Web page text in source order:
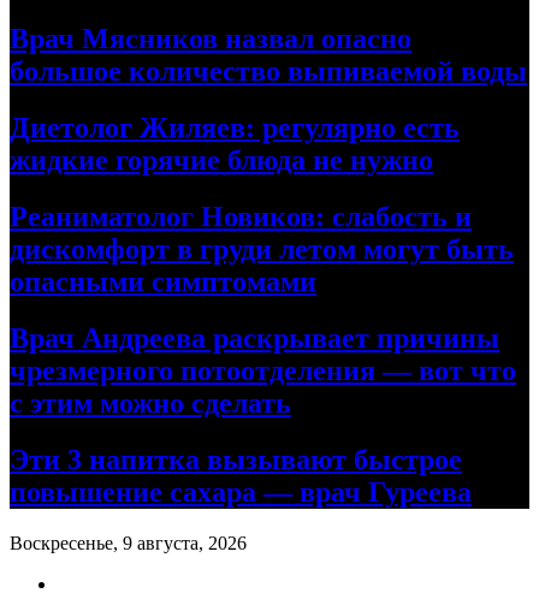
Врач Мясников назвал опасно
большое количество выпиваемой воды
Диетолог Жиляев: регулярно есть
жидкие горячие блюда не нужно
Реаниматолог Новиков: слабость и
дискомфорт в груди летом могут быть
опасными симптомами
Врач Андреева раскрывает причины
чрезмерного потоотделения — вот что
с этим можно сделать
Эти 3 напитка вызывают быстрое
повышение сахара — врач Гуреева
Воскресенье, 9 августа, 2026